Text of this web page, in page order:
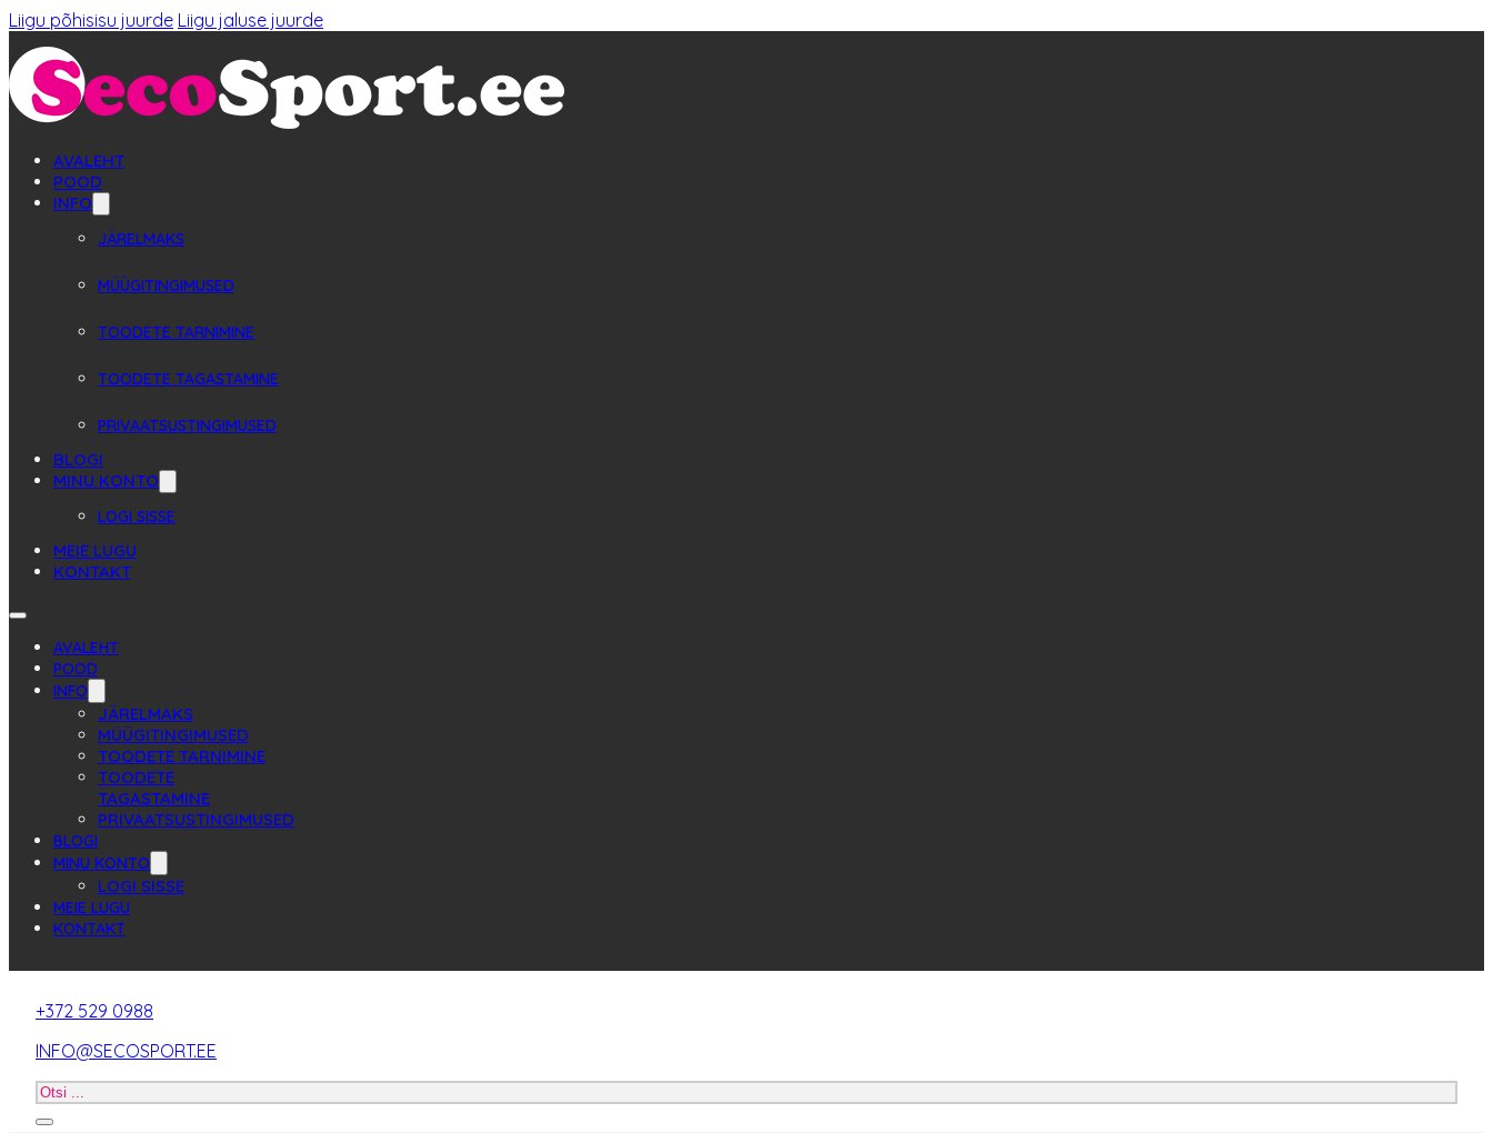
Liigu põhisisu juurde Liigu jaluse juurde
AVALEHT
POOD
INFO
JÄRELMAKS
MÜÜGITINGIMUSED
TOODETE TARNIMINE
TOODETE TAGASTAMINE
PRIVAATSUSTINGIMUSED
BLOGI
MINU KONTO
LOGI SISSE
MEIE LUGU
KONTAKT
AVALEHT
POOD
INFO
JÄRELMAKS
MÜÜGITINGIMUSED
TOODETE TARNIMINE
TOODETE
TAGASTAMINE
PRIVAATSUSTINGIMUSED
BLOGI
MINU KONTO
LOGI SISSE
MEIE LUGU
KONTAKT
+372 529 0988
INFO@SECOSPORT.EE
Otsi